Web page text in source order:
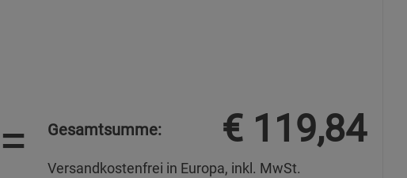
= Gesamtsumme: € 119,84
Versandkostenfrei in Europa, inkl. MwSt.